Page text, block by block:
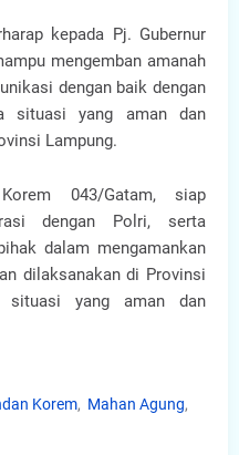
kepada Pj. Gubernur
mengemban amanah
dengan baik dengan
situasi yang aman dan
Lampung.
043/Gatam, siap
dengan Polri, serta
dalam mengamankan
dilaksanakan di Provinsi
situasi yang aman dan
Korem
Mahan Agung